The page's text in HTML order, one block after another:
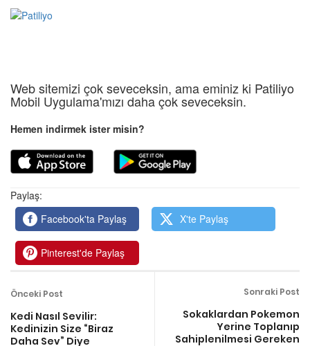
Web sitemizi çok seveceksin, ama eminiz ki Patiliyo
Mobil Uygulama'mızı daha çok seveceksin.
Hemen indirmek ister misin?
Paylaş:
Facebook'ta Paylaş
X'te Paylaş
Pinterest'de Paylaş
Önceki Post
Kedi Nasıl Sevilir:
Kedinizin Size “Biraz
Daha Sev” Diye
Sonraki Post
Sokaklardan Pokemon
Yerine Toplanıp
Sahiplenilmesi Gereken